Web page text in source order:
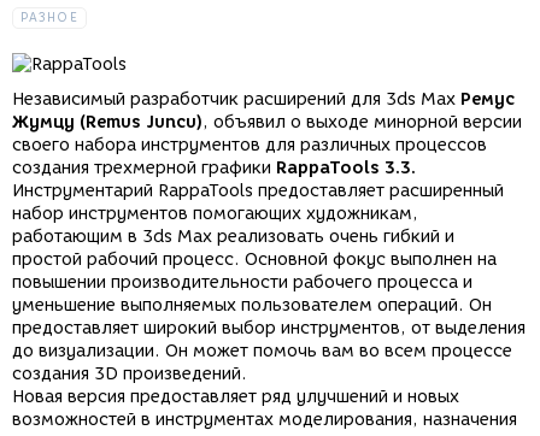
РАЗНОЕ
Независимый разработчик расширений для 3ds Max Ремус
Жумцу (Remus Juncu), объявил о выходе минорной версии
своего набора инструментов для различных процессов
создания трехмерной графики RappaTools 3.3.
Инструментарий RappaTools предоставляет расширенный
набор инструментов помогающих художникам,
работающим в 3ds Max реализовать очень гибкий и
простой рабочий процесс. Основной фокус выполнен на
повышении производительности рабочего процесса и
уменьшение выполняемых пользователем операций. Он
предоставляет широкий выбор инструментов, от выделения
до визуализации. Он может помочь вам во всем процессе
создания 3D произведений.
Новая версия предоставляет ряд улучшений и новых
возможностей в инструментах моделирования, назначения